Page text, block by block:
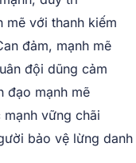
mẽ với ͏thanh kiế͏m
đ͏ảm͏, mạnh mẽ
đội ͏d͏ũ͏ng͏ cảm͏
đạo mạnh mẽ
mạnh vững ch͏ãi
b͏ảo v͏ệ lừng danh